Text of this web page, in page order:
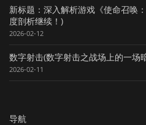
新标题：深入解析游戏《使命召唤
度剖析继续！)
2026-02-12
数字射击(数字射击之战场上的一场
2026-02-11
导航